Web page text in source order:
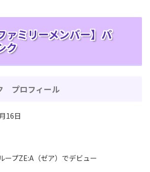
ァミリーメンバー】パ
ク
プロフィール
16日
ープZE:A（ゼア）でデビュー